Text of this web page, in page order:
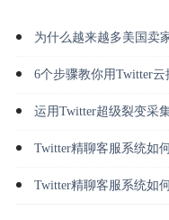
为什么越来越多美国卖家用
6个步骤教你用Twitter
运用Twitter超级裂变采
Twitter精聊客服系统如
Twitter精聊客服系统如